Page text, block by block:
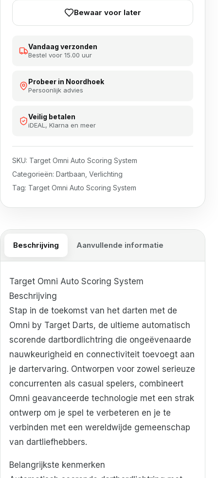
Bewaar voor later
Vandaag verzonden
Bestel voor 15.00 uur
Probeer in Noordhoek
Persoonlijk advies
Veilig betalen
iDEAL, Klarna en meer
SKU: Target Omni Auto Scoring System
Categorieën: Dartbaan, Verlichting
Tag: Target Omni Auto Scoring System
Beschrijving Aanvullende informatie
Target Omni Auto Scoring System
Beschrijving
Stap in de toekomst van het darten met de
Omni by Target Darts, de ultieme automatisch
scorende dartbordlichtring die ongeëvenaarde
nauwkeurigheid en connectiviteit toevoegt aan
je dartervaring. Ontworpen voor zowel serieuze
concurrenten als casual spelers, combineert
Omni geavanceerde technologie met een strak
ontwerp om je spel te verbeteren en je te
verbinden met een wereldwijde gemeenschap
van dartliefhebbers.
Belangrijkste kenmerken